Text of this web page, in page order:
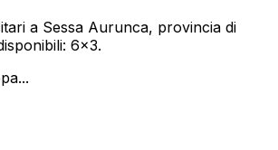
a Sessa Aurunca, provincia di
6x3.